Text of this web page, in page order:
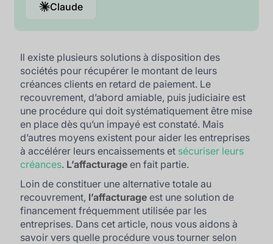
Claude
Il existe plusieurs solutions à disposition des
sociétés pour récupérer le montant de leurs
créances clients en retard de paiement. Le
recouvrement, d’abord amiable, puis judiciaire est
une procédure qui doit systématiquement être mise
en place dès qu’un impayé est constaté. Mais
d’autres moyens existent pour aider les entreprises
à accélérer leurs encaissements et sécuriser leurs
créances. L’affacturage en fait partie.
Loin de constituer une alternative totale au
recouvrement, l’affacturage est une solution de
financement fréquemment utilisée par les
entreprises. Dans cet article, nous vous aidons à
savoir vers quelle procédure vous tourner selon